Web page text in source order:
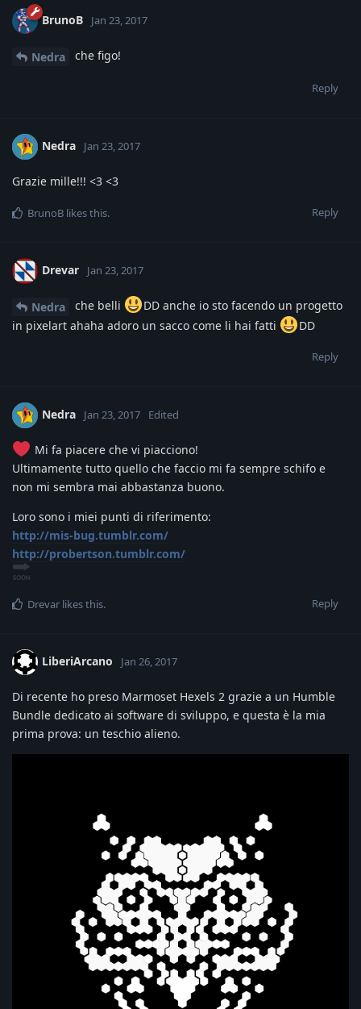
BrunoB Jan 23, 2017
Nedra che figo!
Reply
Nedra Jan 23, 2017
Grazie mille!!! <3 <3
Reply
BrunoB likes this.
Drevar Jan 23, 2017
Nedra che belli
DD anche io sto facendo un progetto
in pixelart ahaha adoro un sacco come li hai fatti
DD
Reply
Nedra Jan 23, 2017 Edited
Mi fa piacere che vi piacciono!
Ultimamente tutto quello che faccio mi fa sempre schifo e
non mi sembra mai abbastanza buono.
Loro sono i miei punti di riferimento:
http://mis-bug.tumblr.com/
http://probertson.tumblr.com/
Reply
Drevar likes this.
LiberiArcano Jan 26, 2017
Di recente ho preso Marmoset Hexels 2 grazie a un Humble
Bundle dedicato ai software di sviluppo, e questa è la mia
prima prova: un teschio alieno.